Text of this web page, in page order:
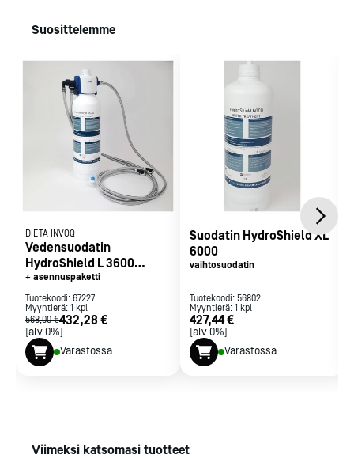
Suosittelemme
DIETA INVOQ
Vedensuodatin
HydroShield L 3600
Invoq, WS A-2-C
+ asennuspaketti
Tuotekoodi: 67227
Myyntierä: 1 kpl
568,00 €432,28 €
[alv 0%]
Varastossa
Suodatin HydroShield XL
6000
vaihtosuodatin
Tuotekoodi: 56802
Myyntierä: 1 kpl
427,44 €
[alv 0%]
Varastossa
Viimeksi katsomasi tuotteet